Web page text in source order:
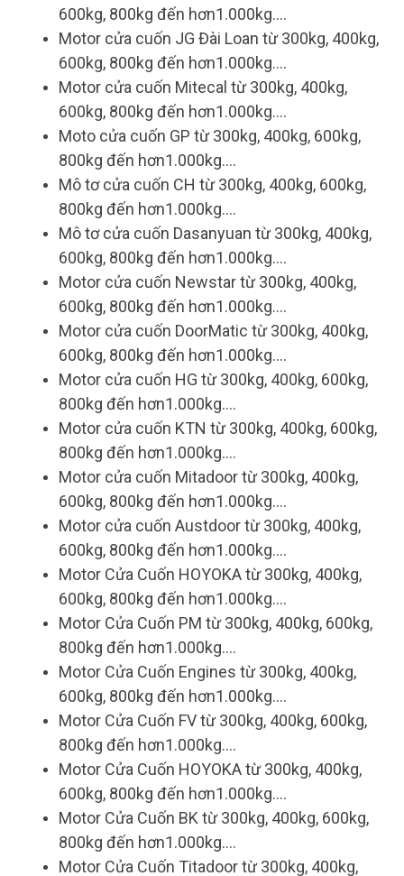
600kg, 800kg đến hơn1.000kg....
Motor cửa cuốn JG Đài Loan từ 300kg, 400kg,
600kg, 800kg đến hơn1.000kg....
Motor cửa cuốn Mitecal từ 300kg, 400kg,
600kg, 800kg đến hơn1.000kg....
Moto cửa cuốn GP từ 300kg, 400kg, 600kg,
800kg đến hơn1.000kg....
Mô tơ cửa cuốn CH từ 300kg, 400kg, 600kg,
800kg đến hơn1.000kg....
Mô tơ cửa cuốn Dasanyuan từ 300kg, 400kg,
600kg, 800kg đến hơn1.000kg....
Motor cửa cuốn Newstar từ 300kg, 400kg,
600kg, 800kg đến hơn1.000kg....
Motor cửa cuốn DoorMatic từ 300kg, 400kg,
600kg, 800kg đến hơn1.000kg....
Motor cửa cuốn HG từ 300kg, 400kg, 600kg,
800kg đến hơn1.000kg....
Motor cửa cuốn KTN từ 300kg, 400kg, 600kg,
800kg đến hơn1.000kg....
Motor cửa cuốn Mitadoor từ 300kg, 400kg,
600kg, 800kg đến hơn1.000kg....
Motor cửa cuốn Austdoor từ 300kg, 400kg,
600kg, 800kg đến hơn1.000kg....
Motor Cửa Cuốn HOYOKA từ 300kg, 400kg,
600kg, 800kg đến hơn1.000kg....
Motor Cửa Cuốn PM từ 300kg, 400kg, 600kg,
800kg đến hơn1.000kg....
Motor Cửa Cuốn Engines từ 300kg, 400kg,
600kg, 800kg đến hơn1.000kg....
Motor Cửa Cuốn FV từ 300kg, 400kg, 600kg,
800kg đến hơn1.000kg....
Motor Cửa Cuốn HOYOKA từ 300kg, 400kg,
600kg, 800kg đến hơn1.000kg....
Motor Cửa Cuốn BK từ 300kg, 400kg, 600kg,
800kg đến hơn1.000kg....
Motor Cửa Cuốn Titadoor từ 300kg, 400kg,